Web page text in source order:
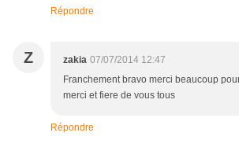
Répondre
Z zakia 07/07/2014 12:47
Franchement bravo merci beaucoup
merci et fiere de vous tous
Répondre